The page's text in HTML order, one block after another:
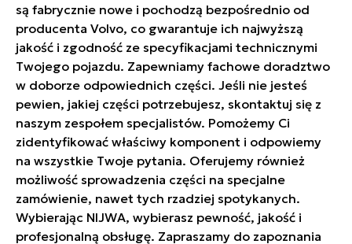
są fabrycznie nowe i pochodzą bezpośrednio od
producenta Volvo, co gwarantuje ich najwyższą
jakość i zgodność ze specyfikacjami technicznymi
Twojego pojazdu. Zapewniamy fachowe doradztwo
w doborze odpowiednich części. Jeśli nie jesteś
pewien, jakiej części potrzebujesz, skontaktuj się z
naszym zespołem specjalistów. Pomożemy Ci
zidentyfikować właściwy komponent i odpowiemy
na wszystkie Twoje pytania. Oferujemy również
możliwość sprowadzenia części na specjalne
zamówienie, nawet tych rzadziej spotykanych.
Wybierając NIJWA, wybierasz pewność, jakość i
profesjonalną obsługę. Zapraszamy do zapoznania